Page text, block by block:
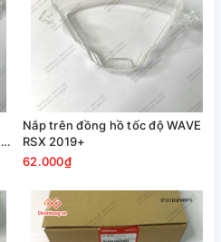
Nắp trên đồng hồ tốc độ WAVE
RSX 2019+
62.000₫